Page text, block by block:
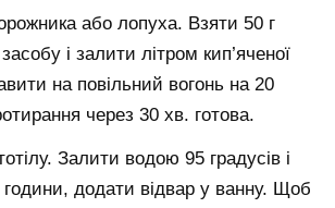
або лопуха. Взяти 50 г
і залити літром кип’яченої
на повільний вогонь на 20
через 30 хв. готова.
Залити водою 95 градусів і
години, додати відвар у ванну. Щоб